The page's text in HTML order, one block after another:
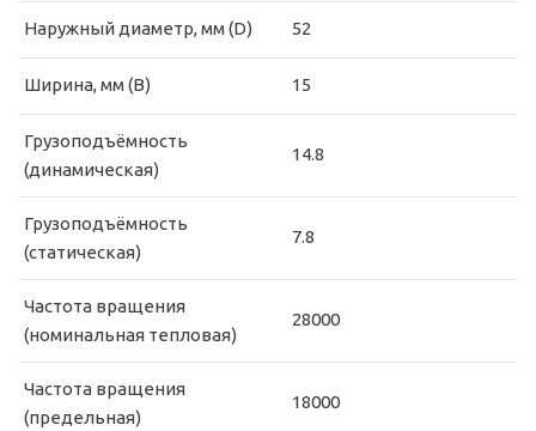
Наружный диаметр, мм (D) 52
Ширина, мм (B) 15
Грузоподъёмность
(динамическая)
14.8
Грузоподъёмность
(статическая)
7.8
Частота вращения
(номинальная тепловая)
28000
Частота вращения
(предельная)
18000